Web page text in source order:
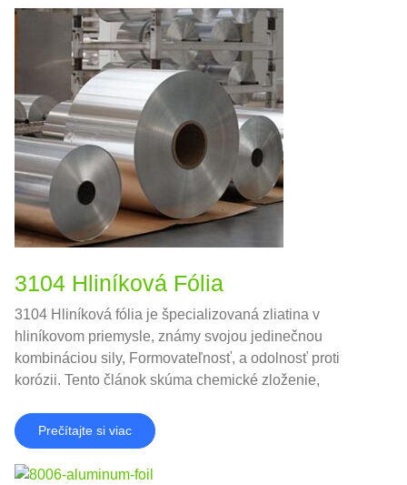
3104 Hliníková Fólia
3104 Hliníková fólia je špecializovaná zliatina v
hliníkovom priemysle, známy svojou jedinečnou
kombináciou sily, Formovateľnosť, a odolnosť proti
korózii. Tento článok skúma chemické zloženie,
podobnými zliatinami.
Prečítajte si viac